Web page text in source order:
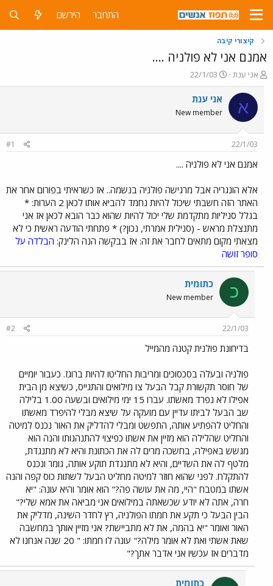
התחבר הירשם
קיצורי קיבה
אמנם אני לא פולניה ....
פ
ו
ת
ח
ה
ש
א
אני ענת
פ
ו
ר
ם
ר
22/1/03
א אני ענת
New member
22/1/03
#1
אמנם אני לא פולניה ....
אלא הונגריה אבל מרגישה פולניה בנשמה.. אז כשראיתי בפורום אחר את
האתר הזה חשבתי שיכול להיות נחמד להביא אותו לכאן 2 הערות: *
בגלל סניליות מתקדמת שלי יכול להיות שהוא כבר הובא לכאן אז אני
מתנצלת מראש - (סנילית אמרתי, נכון?) * פתחתי הודעה ראשית כי לא
מצאתי מקום מתאים לחבר את זה: אז בבקשה הנה הלינק: הבלדה על
סופר זושה
כ כתומית
New member
22/1/03
#2
בדיחונת פולנית קטנה מהמייל
פולניה ובעלה בסכסוכים ומריבות החליטו להיות ברוגז. כעבור יומיים
של חוסר תקשורת קבל הבעל צו מילואים והתגייס, כשיצא מן הבית
אפילו לא נפרד מאשתו. עברו 15 ימי מילואים ובשעה 1.00 בלילה
שב הבעל לביתו עדיין עם מועקה על שיצא מבלי להיפרד מאשתו
והחליט להפתיע אותה, התפשט ומבלי להדליק את האור נכנס למיטה
והחליט שהלילה הוא מזיין את אשתו כפיצוי להתנהגותו והנה הוא
מגשש באפילה, בחשכה מרים לה את הכתונת והיא לא מתנגדת,
מלטף לה את השדיים, והיא לא מתנגדת תוקע אותה, גומר ונכנס
להתקלח. לפני שהוא חוזר למיטה מחליט הבעל לשתות כוס קפה והנה
אשתו במטבח "היי, מה את עושה פה?" הוא אומר והיא עונה: "יא
חרה, אתה לא יודע שכשאתה במילואים אני מביאה את אמא שלי?"
הבין הבעל כי תקע את חמתו הפולניה, רץ לחדר השינה, מדליק את
האור ואומר "יא בהמה, את לא מתביישת? אני מזיין אותך במחשבה
שאת אשתי ואת לא אומר מילה?" עונה לו חמתו: " 20 שנה אנחנו לא
מדברים אז עכשיו אני אדבר אתך?"
כתומית